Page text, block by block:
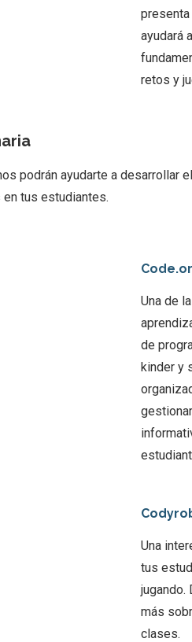
presenta
ayudará
retos y
podrán ayudarte a desarrollar
tus estudiantes.
Una de
de
kinder y
Una
tus
jugando.
más
clases.